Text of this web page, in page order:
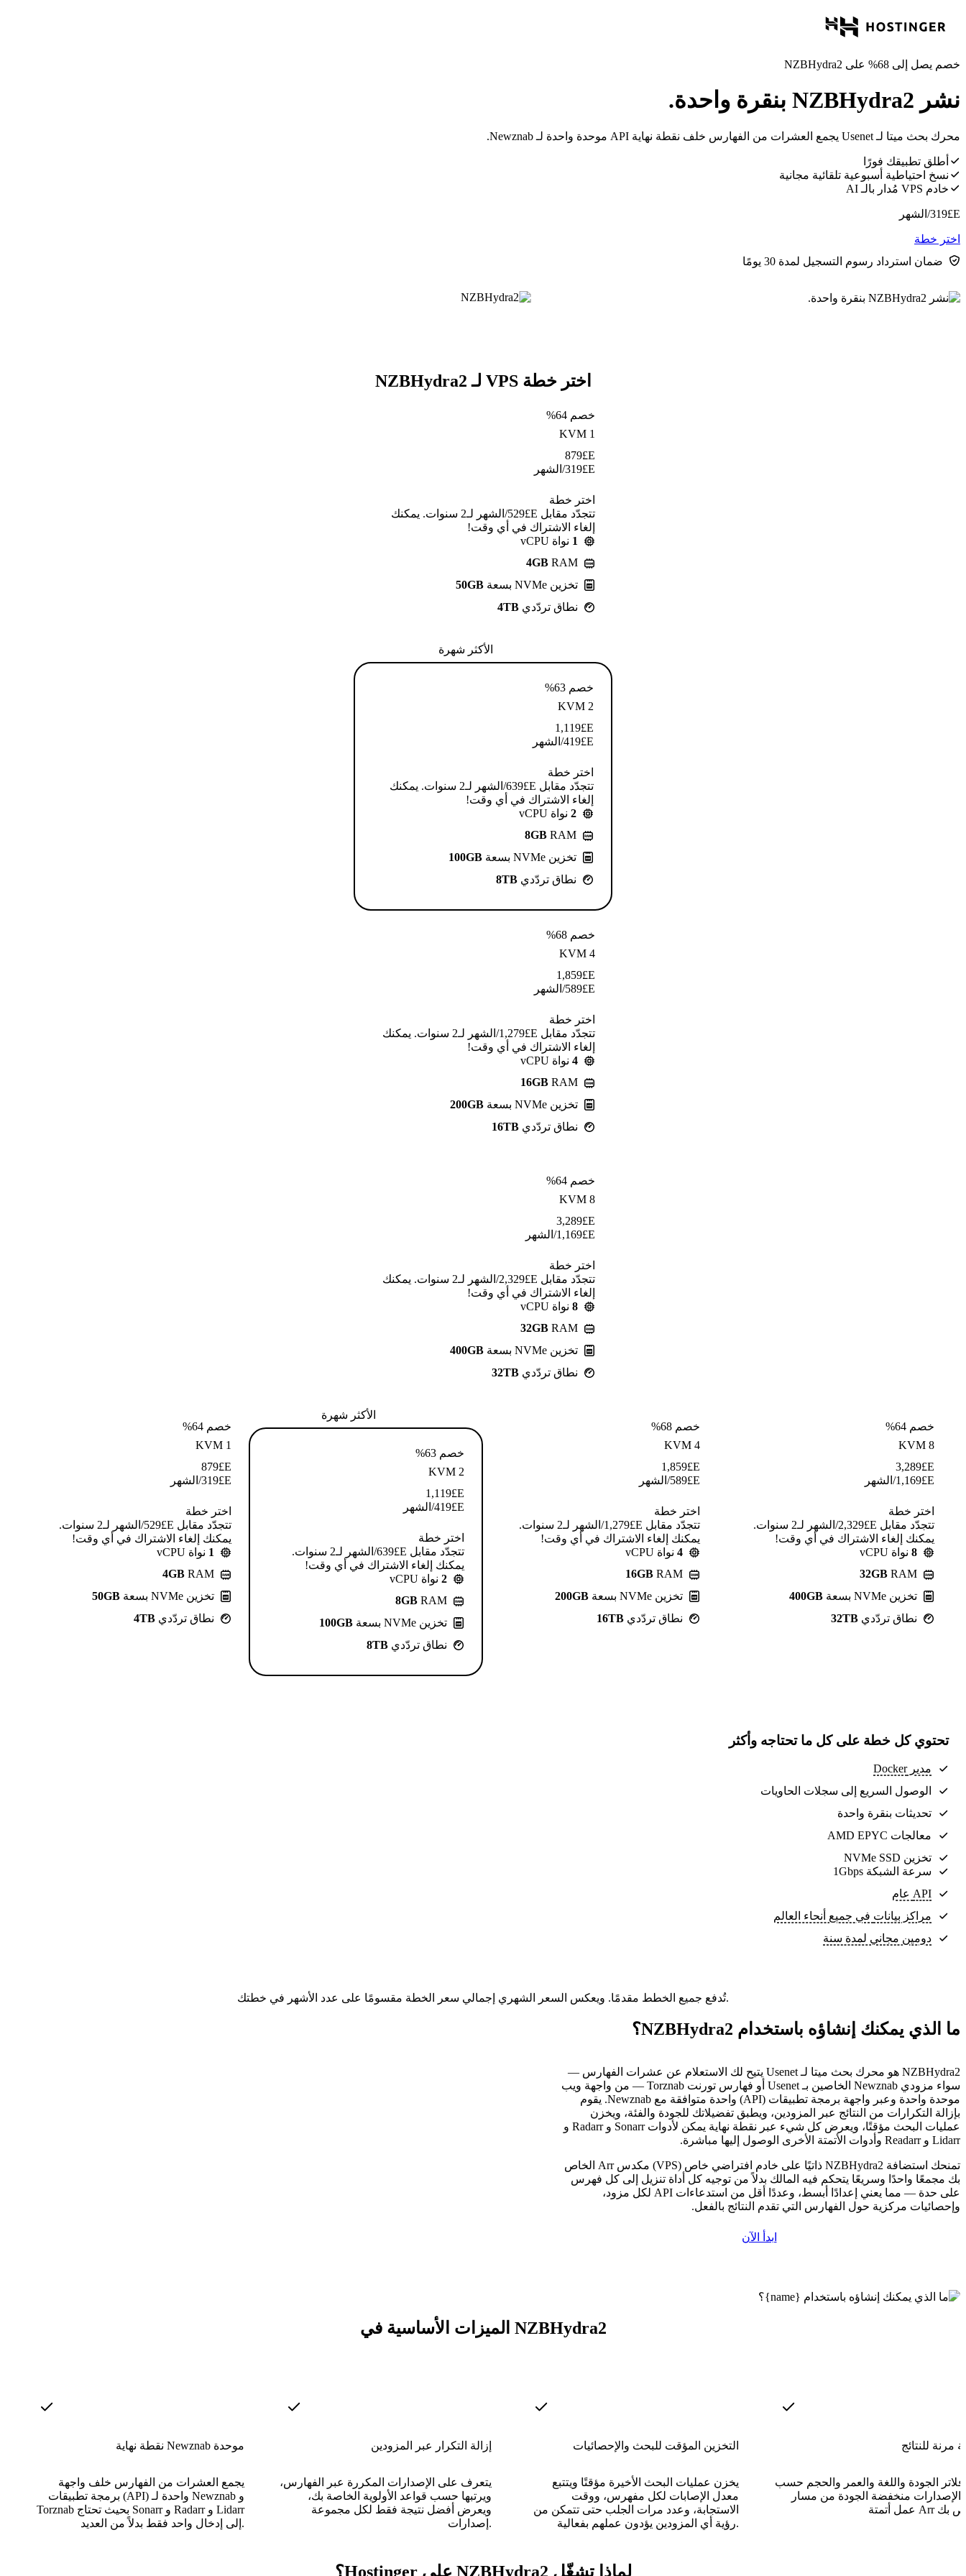
خصم يصل إلى 68% على NZBHydra2
نشر NZBHydra2 بنقرة واحدة.
محرك بحث ميتا لـ Usenet يجمع العشرات من الفهارس خلف نقطة نهاية API موحدة واحدة لـ Newznab.
أطلق تطبيقك فورًا
نسخ احتياطية أسبوعية تلقائية مجانية
خادم VPS مُدار بالـ AI
E£
319/الشهر
اختر خطة
ضمان استرداد رسوم التسجيل لمدة 30 يومًا
اختر خطة VPS لـ NZBHydra2
خصم 64%
KVM 1
E£
879
E£
319/الشهر
اختر خطة
تتجدّد مقابل E£⁦529⁩/الشهر لـ2 سنوات. يمكنك
إلغاء الاشتراك في أي وقت!
1 نواة vCPU
4GB RAM
تخزين NVMe بسعة
50GB
نطاق تردّدي 4TB
الأكثر شهرة
خصم 63%
KVM 2
E£
1,119
E£
419/الشهر
اختر خطة
تتجدّد مقابل E£⁦639⁩/الشهر لـ2 سنوات. يمكنك
إلغاء الاشتراك في أي وقت!
2 نواة vCPU
8GB RAM
تخزين NVMe بسعة
100GB
نطاق تردّدي 8TB
خصم 68%
KVM 4
E£
1,859
E£
589/الشهر
اختر خطة
تتجدّد مقابل E£⁦1,279⁩/الشهر لـ2 سنوات. يمكنك
إلغاء الاشتراك في أي وقت!
4 نواة vCPU
16GB RAM
تخزين NVMe بسعة
200GB
نطاق تردّدي 16TB
خصم 64%
KVM 8
E£
3,289
E£
1,169/الشهر
اختر خطة
تتجدّد مقابل E£⁦2,329⁩/الشهر لـ2 سنوات. يمكنك
إلغاء الاشتراك في أي وقت!
8 نواة vCPU
32GB RAM
تخزين NVMe بسعة
400GB
نطاق تردّدي 32TB
خصم 64%
KVM 1
E£
879
E£
319/الشهر
اختر خطة
تتجدّد مقابل E£⁦529⁩/الشهر لـ2 سنوات.
يمكنك إلغاء الاشتراك في أي وقت!
1 نواة vCPU
4GB RAM
تخزين NVMe بسعة
50GB
نطاق تردّدي 4TB
الأكثر شهرة
خصم 63%
KVM 2
E£
1,119
E£
419/الشهر
اختر خطة
تتجدّد مقابل E£⁦639⁩/الشهر لـ2 سنوات.
يمكنك إلغاء الاشتراك في أي وقت!
2 نواة vCPU
8GB RAM
تخزين NVMe بسعة
100GB
نطاق تردّدي 8TB
خصم 68%
KVM 4
E£
1,859
E£
589/الشهر
اختر خطة
تتجدّد مقابل E£⁦1,279⁩/الشهر لـ2 سنوات.
يمكنك إلغاء الاشتراك في أي وقت!
4 نواة vCPU
16GB RAM
تخزين NVMe بسعة
200GB
نطاق تردّدي 16TB
خصم 64%
KVM 8
E£
3,289
E£
1,169/الشهر
اختر خطة
تتجدّد مقابل E£⁦2,329⁩/الشهر لـ2 سنوات.
يمكنك إلغاء الاشتراك في أي وقت!
8 نواة vCPU
32GB RAM
تخزين NVMe بسعة
400GB
نطاق تردّدي 32TB
تحتوي كل خطة على كل ما تحتاجه وأكثر
مدير Docker
الوصول السريع إلى سجلات الحاويات
تحديثات بنقرة واحدة
معالجات AMD EPYC
تخزين NVMe SSD
سرعة الشبكة 1Gbps
API عام
مراكز بيانات في جميع أنحاء العالم
دومين مجاني لمدة سنة
تُدفع جميع الخطط مقدمًا. ويعكس السعر الشهري إجمالي سعر الخطة مقسومًا على عدد الأشهر في خطتك.
ما الذي يمكنك إنشاؤه باستخدام NZBHydra2؟
NZBHydra2 هو محرك بحث ميتا لـ Usenet يتيح لك الاستعلام عن عشرات الفهارس —
سواء مزودي Newznab الخاصين بـ Usenet أو فهارس تورنت Torznab — من واجهة ويب
موحدة واحدة وعبر واجهة برمجة تطبيقات (API) واحدة متوافقة مع Newznab. يقوم
بإزالة التكرارات من النتائج عبر المزودين، ويطبق تفضيلاتك للجودة والفئة، ويخزن
عمليات البحث مؤقتًا، ويعرض كل شيء عبر نقطة نهاية يمكن لأدوات Sonarr و Radarr و
Lidarr و Readarr وأدوات الأتمتة الأخرى الوصول إليها مباشرة.
تمنحك استضافة NZBHydra2 ذاتيًا على خادم افتراضي خاص (VPS) مكدس Arr الخاص
بك مجمعًا واحدًا وسريعًا يتحكم فيه المالك بدلاً من توجيه كل أداة تنزيل إلى كل فهرس
على حدة — مما يعني إعدادًا أبسط، وعددًا أقل من استدعاءات API لكل مزود،
وإحصائيات مركزية حول الفهارس التي تقدم النتائج بالفعل.
ابدأ الآن
الميزات الأساسية في NZBHydra2
نقطة نهاية Newznab موحدة
يجمع العشرات من الفهارس خلف واجهة
برمجة تطبيقات (API) واحدة لـ Newznab و
Torznab بحيث تحتاج Sonarr و Radarr و Lidarr
إلى إدخال واحد فقط بدلاً من العديد.
إزالة التكرار عبر المزودين
يتعرف على الإصدارات المكررة عبر الفهارس،
ويرتبها حسب قواعد الأولوية الخاصة بك،
ويعرض أفضل نتيجة فقط لكل مجموعة
إصدارات.
التخزين المؤقت للبحث والإحصائيات
يخزن عمليات البحث الأخيرة مؤقتًا ويتتبع
معدل الإصابات لكل مفهرس، ووقت
الاستجابة، وعدد مرات الجلب حتى تتمكن من
رؤية أي المزودين يؤدون عملهم بفعالية.
مرنة للنتائج
فلاتر الجودة واللغة والعمر والحجم حسب
الإصدارات منخفضة الجودة من مسار
لماذا تشغّل NZBHydra2 على Hostinger؟